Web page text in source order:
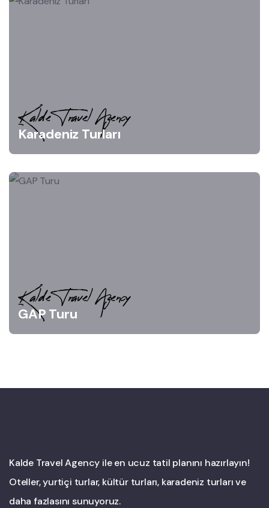
Kalde Travel Agency
Karadeniz Turları
Kalde Travel Agency
GAP Turu
Kalde Travel Agency ile en ucuz tatil planını hazırlayın!
Oteller, yurtiçi turlar, kültür turları, karadeniz turları ve
daha fazlasını sunuyoruz.